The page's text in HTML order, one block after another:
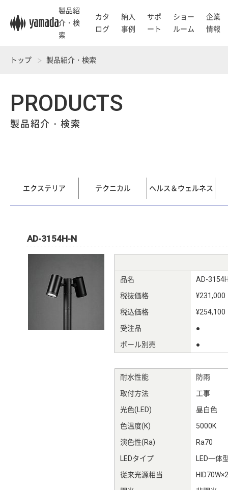
製品紹
介・検
索
カタ
ログ
納入
事例
サポ
ート
ショー
ルーム
企業
情報
トップ 製品紹介・検索
PRODUCTS
製品紹介・検索
エクステリア テクニカル ヘルス＆ウェルネス
AD-3154H-N
品名
AD-
税抜価格
¥231,000
税込価格
¥254,100
受注品
●
ポール別売
●
耐水性能
防雨
取付方法
工事
光色(LED)
昼白色
色温度(K)
5000K
演色性(Ra)
Ra70
LEDタイプ
LED一体
従来光源相当